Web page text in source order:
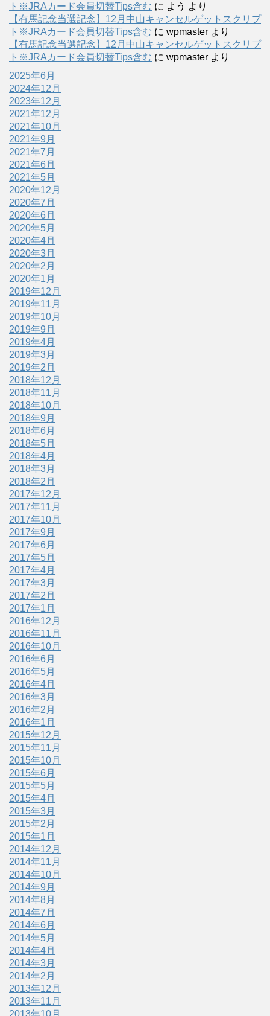
ト※JRAカード会員切替Tips含む に よう より
【有馬記念当選記念】12月中山キャンセルゲットスクリプ
ト※JRAカード会員切替Tips含む に wpmaster より
【有馬記念当選記念】12月中山キャンセルゲットスクリプ
ト※JRAカード会員切替Tips含む に wpmaster より
2025年6月
2024年12月
2023年12月
2021年12月
2021年10月
2021年9月
2021年7月
2021年6月
2021年5月
2020年12月
2020年7月
2020年6月
2020年5月
2020年4月
2020年3月
2020年2月
2020年1月
2019年12月
2019年11月
2019年10月
2019年9月
2019年4月
2019年3月
2019年2月
2018年12月
2018年11月
2018年10月
2018年9月
2018年6月
2018年5月
2018年4月
2018年3月
2018年2月
2017年12月
2017年11月
2017年10月
2017年9月
2017年6月
2017年5月
2017年4月
2017年3月
2017年2月
2017年1月
2016年12月
2016年11月
2016年10月
2016年6月
2016年5月
2016年4月
2016年3月
2016年2月
2016年1月
2015年12月
2015年11月
2015年10月
2015年6月
2015年5月
2015年4月
2015年3月
2015年2月
2015年1月
2014年12月
2014年11月
2014年10月
2014年9月
2014年8月
2014年7月
2014年6月
2014年5月
2014年4月
2014年3月
2014年2月
2013年12月
2013年11月
2013年10月